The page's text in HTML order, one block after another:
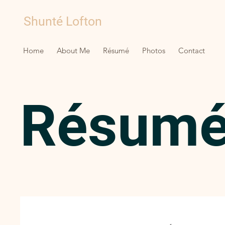
Shunté Lofton
Home About Me Résumé Photos Contact